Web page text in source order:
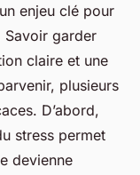
enjeu clé pour
Savoir garder
claire et une
plusieurs
D’abord,
stress permet
devienne